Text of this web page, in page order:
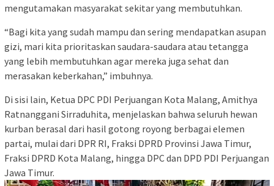
mengutamakan masyarakat sekitar yang membutuhkan.
“Bagi kita yang sudah mampu dan sering mendapatkan asupan
gizi, mari kita prioritaskan saudara-saudara atau tetangga
yang lebih membutuhkan agar mereka juga sehat dan
merasakan keberkahan,” imbuhnya.
Di sisi lain, Ketua DPC PDI Perjuangan Kota Malang, Amithya
Ratnanggani Sirraduhita, menjelaskan bahwa seluruh hewan
kurban berasal dari hasil gotong royong berbagai elemen
partai, mulai dari DPR RI, Fraksi DPRD Provinsi Jawa Timur,
Fraksi DPRD Kota Malang, hingga DPC dan DPD PDI Perjuangan
Jawa Timur.